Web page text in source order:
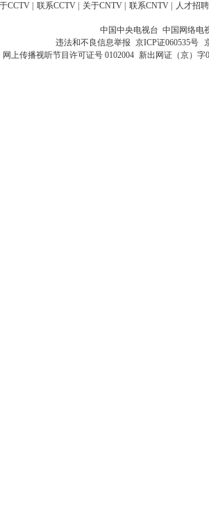
CCTV 联系CCTV 关于CNTV 联系CNTV 人才招聘
中国中央电视台 中国网络电
违法和不良信息举报 京ICP证060535号
网上传播视听节目许可证号 0102004 新出网证（京）